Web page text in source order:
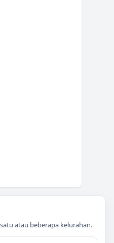
atau beberapa kelurahan.